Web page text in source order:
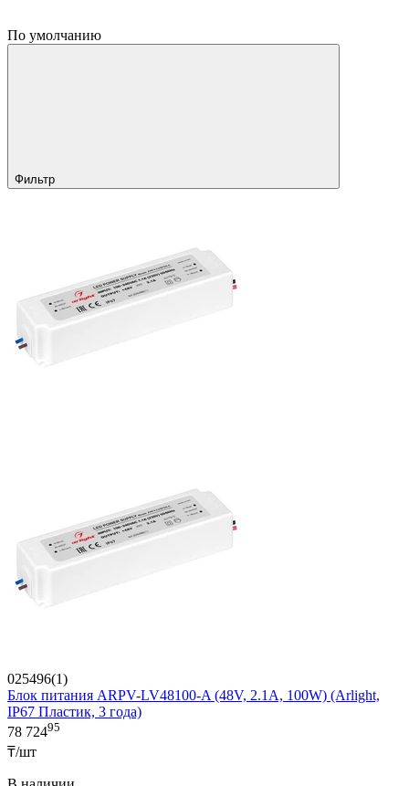
По умолчанию
Фильтр
025496(1)
Блок питания ARPV-LV48100-A (48V, 2.1A, 100W) (Arlight,
IP67 Пластик, 3 года)
78 72495
₸/шт